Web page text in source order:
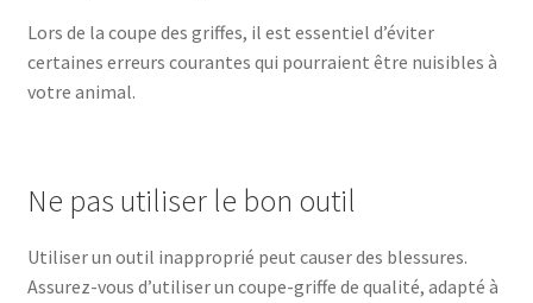
Lors de la coupe des griffes, il est essentiel d’éviter
certaines erreurs courantes qui pourraient être nuisibles à
votre animal.
Ne pas utiliser le bon outil
Utiliser un outil inapproprié peut causer des blessures.
Assurez-vous d’utiliser un coupe-griffe de qualité, adapté à